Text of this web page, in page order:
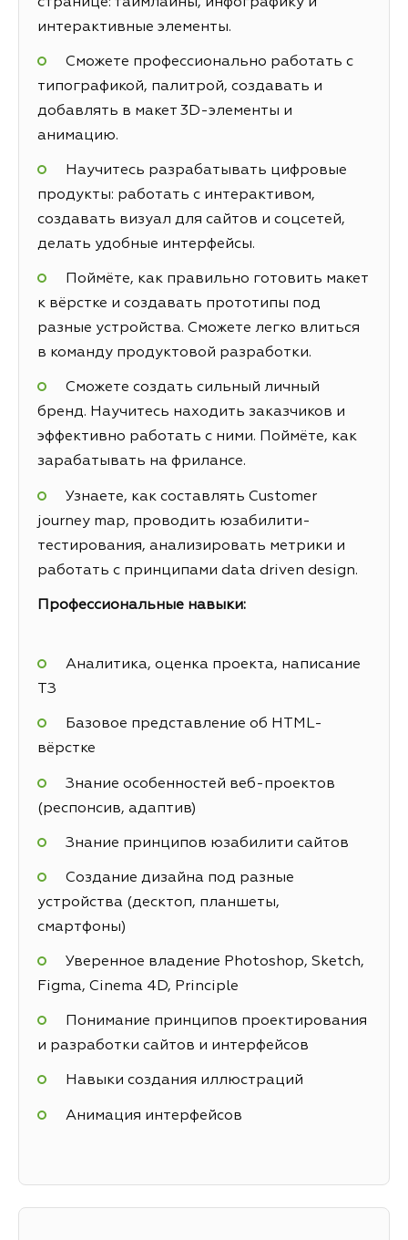
интерактивные элементы.
Сможете профессионально работать с
типографикой, палитрой, создавать и
добавлять в макет 3D-элементы и
анимацию.
Научитесь разрабатывать цифровые
продукты: работать с интерактивом,
создавать визуал для сайтов и соцсетей,
делать удобные интерфейсы.
Поймёте, как правильно готовить макет
к вёрстке и создавать прототипы под
разные устройства. Сможете легко влиться
в команду продуктовой разработки.
Сможете создать сильный личный
бренд. Научитесь находить заказчиков и
эффективно работать с ними. Поймёте, как
зарабатывать на фрилансе.
Узнаете, как составлять Customer
journey map, проводить юзабилити-
тестирования, анализировать метрики и
работать с принципами data driven design.
Профессиональные навыки:
Аналитика, оценка проекта, написание
ТЗ
Базовое представление об HTML-
вёрстке
Знание особенностей веб-проектов
(респонсив, адаптив)
Знание принципов юзабилити сайтов
Создание дизайна под разные
устройства (десктоп, планшеты,
смартфоны)
Уверенное владение Photoshop, Sketch,
Figma, Cinema 4D, Principle
Понимание принципов проектирования
и разработки сайтов и интерфейсов
Навыки создания иллюстраций
Анимация интерфейсов